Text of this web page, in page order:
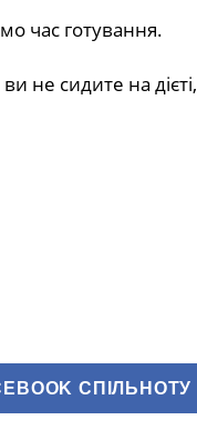
час готування.
не сидите на дієті,
СПІЛЬНОТУ